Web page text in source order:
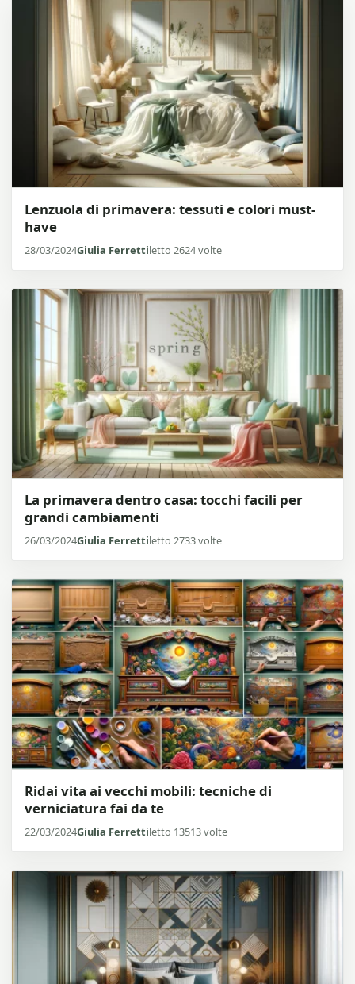
Lenzuola di primavera: tessuti e colori must-
have
28/03/2024Giulia Ferrettiletto 2624 volte
La primavera dentro casa: tocchi facili per
grandi cambiamenti
26/03/2024Giulia Ferrettiletto 2733 volte
Ridai vita ai vecchi mobili: tecniche di
verniciatura fai da te
22/03/2024Giulia Ferrettiletto 13513 volte